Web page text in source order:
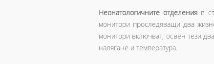
Неонатологичните отделения в
монитори проследяващи два
монитори включват, освен тези
налягане и температура.